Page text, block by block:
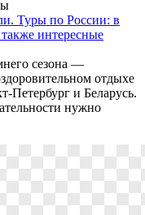
Туры по России: в
интересные
сезона —
отдыхе
Петербург и Беларусь.
нужно